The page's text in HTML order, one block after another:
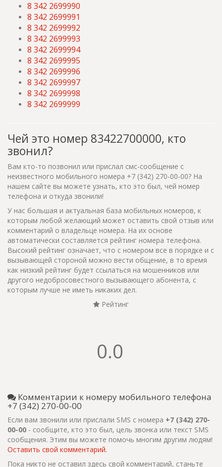
8 342 2699990
8 342 2699991
8 342 2699992
8 342 2699993
8 342 2699994
8 342 2699995
8 342 2699996
8 342 2699997
8 342 2699998
8 342 2699999
Чей это номер 83422700000, кто
звонил?
Вам кто-то позвонил или прислал смс-сообщение с
неизвестного мобильного номера +7 (342) 270-00-00? На
нашем сайте вы можете узнать, кто это был, чей номер
телефона и откуда звонили!
У нас большая и актуальная база мобильных номеров, к
которым любой желающий может оставить свой отзыв или
комментарий о владельце номера. На их основе
автоматически составляется рейтинг номера телефона.
Высокий рейтинг означает, что с номером все в порядке и с
вызывающей стороной можно вести общение, в то время
как низкий рейтинг будет ссылаться на мошенников или
другого недобросовестного вызывающего абонента, с
которым лучше не иметь никаких дел.
Рейтинг
0.0
Комментарии к номеру мобильного телефона
+7 (342) 270-00-00
Если вам звонили или прислали SMS с номера +7 (342) 270-
00-00 - сообщите, кто это был, цель звонка или текст SMS
сообщения. Этим вы можете помочь многим другим людям!
Оставить свой комментарий.
Пока никто не оставил здесь свой комментарий, станьте